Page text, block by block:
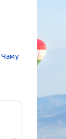
Чаму